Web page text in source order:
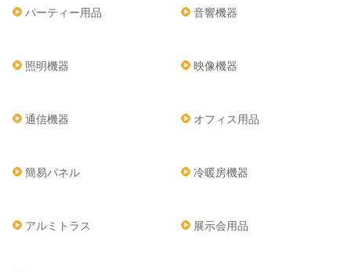
パーティー用品 音響機器
照明機器 映像機器
通信機器 オフィス用品
簡易パネル 冷暖房機器
アルミトラス 展示会用品